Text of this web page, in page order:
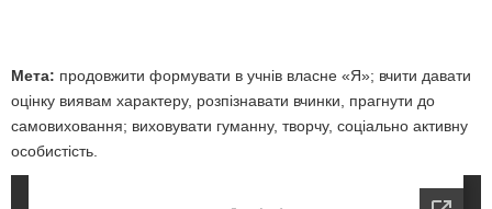
Мета: продовжити формувати в учнів власне «Я»; вчити давати
оцінку виявам характеру, розпізнавати вчинки, прагнути до
самовиховання; виховувати гуманну, творчу, соціально активну
особистість.